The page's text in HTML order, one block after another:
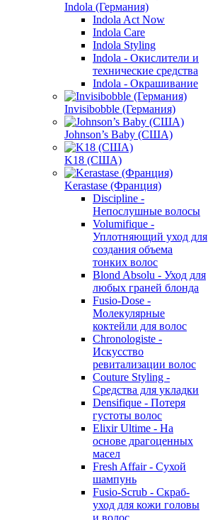
Indola (Германия)
Indola Act Now
Indola Care
Indola Styling
Indola - Окислители и
технические средства
Indola - Окрашивание
Invisibobble (Германия)
Johnson’s Baby (США)
K18 (США)
Kerastase (Франция)
Discipline -
Непослушные волосы
Volumifique -
Уплотняющий уход для
создания объема
тонких волос
Blond Absolu - Уход для
любых граней блонда
Fusio-Dose -
Молекулярные
коктейли для волос
Chronologiste -
Искусство
ревитализации волос
Couture Styling -
Средства для укладки
Densifique - Потеря
густоты волос
Elixir Ultime - На
основе драгоценных
масел
Fresh Affair - Сухой
шампунь
Fusio-Scrub - Скраб-
уход для кожи головы
и волос